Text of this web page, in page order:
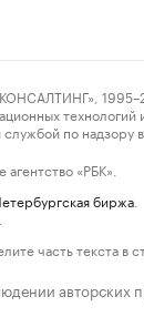
по
«РБК».
биржа
часть текста в
авторских